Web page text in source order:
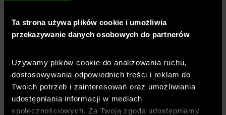
Ta strona używa plików cookie i umożliwia
przekazywanie danych osobowych do partnerów
Używamy plików cookie do analizowania ruchu,
dostosowywania odpowiednich treści i reklam do
Twoich potrzeb i zainteresowań oraz umożliwiania
udostępniania informacji w mediach
społecznościowych. Za Twoją zgodą udostępniamy
NOWOŚĆ